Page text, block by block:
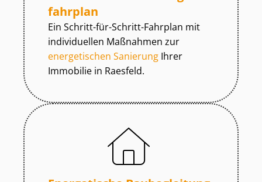
fahr­plan
Ein Schritt-für-Schritt-Fahrplan mit
individuellen Maßnahmen zur
energetischen Sanierung Ihrer
Immobilie in Raesfeld.